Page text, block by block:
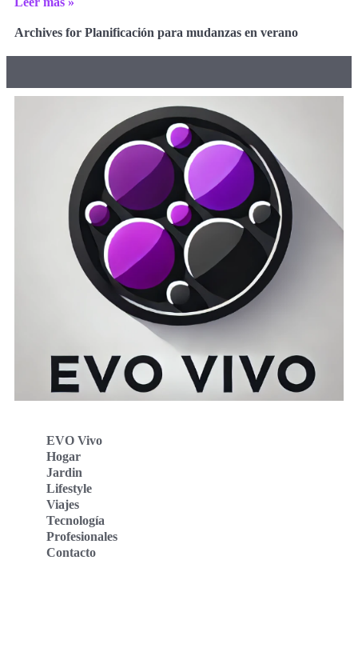
Archives for Planificación para mudanzas en verano
EVO Vivo
Hogar
Jardin
Lifestyle
Viajes
Tecnología
Profesionales
Contacto